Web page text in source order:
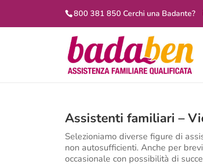
800 381 850 Cerchi una Badante?
Assistenti familiari –
Selezioniamo diverse figure di
non autosufficienti. Anche per
occasionale con possibilità di